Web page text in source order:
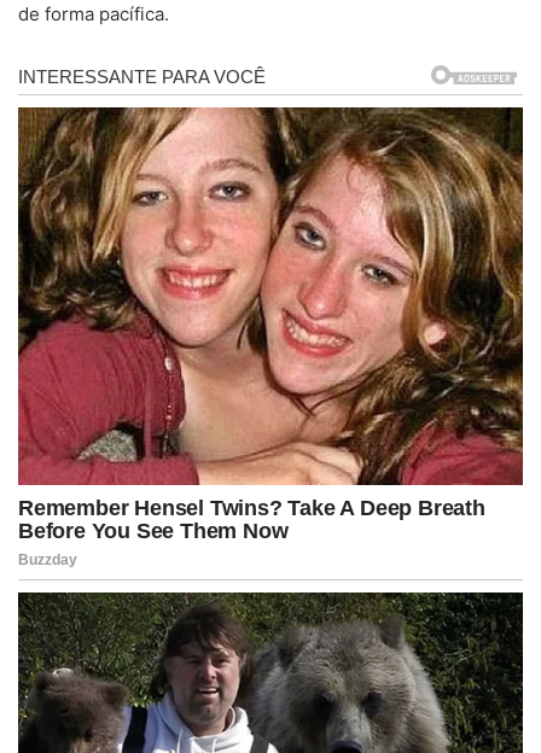
de forma pacífica.